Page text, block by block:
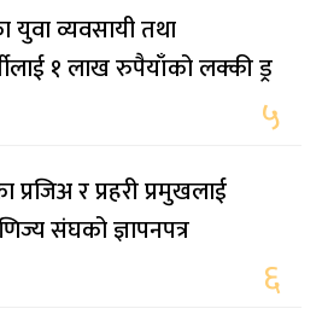
युवा व्यवसायी तथा
१ लाख रुपैयाँको लक्की ड्र
५
र प्रहरी प्रमुखलाई
संघको ज्ञापनपत्र
६